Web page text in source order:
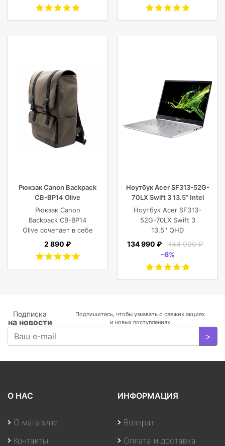
nonGLARE,
250cd/m2,
WIRELESS OVER-EAR,
черные
Рюкзак Canon Backpack
CB-BP14 Olive
Рюкзак Canon
Backpack CB-BP14
Olive сочетает в себе
винтажный стиль,
современный
комфорт, и защиту
или DJI Mavic и пр.
2 890 ₽
Ноутбук Acer SF313-52G-
70LX Swift 3 13.5” Intel
Core i7 16 GB 1TB SSD,
Silver
Ноутбук Acer SF313-
52G-70LX Swift 3
13.5'' QHD
(2256x1504) IPS/Intel
Core i7-1065G7
1.30GHz Quad/16
GB+1TB SSD/GF
MX350 2
134 990 ₽
144 990 ₽
-6%
Подписка
на новости
Подпишитесь, чтобы узнавать о свежих акциях
и новых поступлениях
>
О НАС
О магазине
Контакты
ИНФОРМАЦИЯ
Возврат
Оплата и доставка